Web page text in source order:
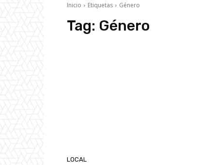
Inicio Etiquetas Género
Tag: Género
LOCAL